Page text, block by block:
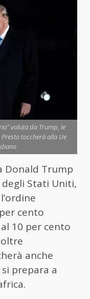
voluta da Trump, le
toccherà alla Ue
Donald Trump
Stati Uniti,
cento
10 per cento
anche
prepara a